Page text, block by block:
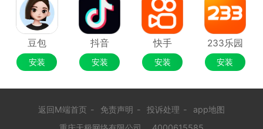
豆包
安装
抖音
安装
快手
安装
233乐园
安装
返回M端首页 - 免责声明 - 投诉处理 -
app地图